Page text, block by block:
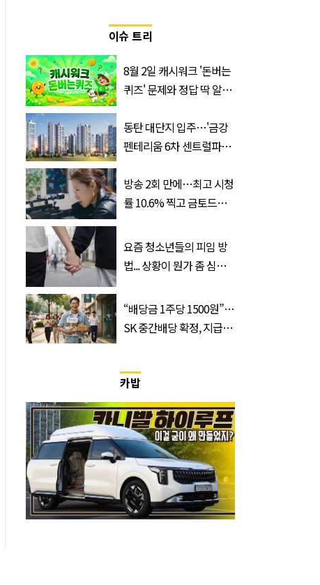
이슈 트리
8월 2일 캐시워크 '돈버는
퀴즈' 문제와 정답 딱 알려
동탄 대단지 입주…'금강
펜테리움 6차 센트럴파크'
는?
방송 2회 만에…최고 시청
률 10.6% 찍고 금토드라
마'
요즘 청소년들의 피임 방
법... 상황이 뭔가 좀 심각
“배당금 1주당 1500원”…
SK 중간배당 확정, 지급일
카밥